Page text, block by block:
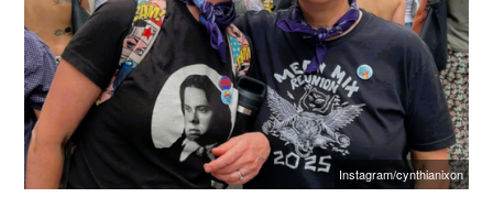
Instagram/cynthianixon